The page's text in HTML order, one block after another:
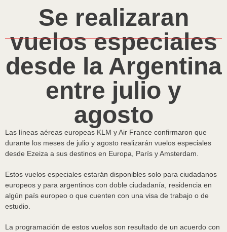
Se realizaran
vuelos especiales
desde la Argentina
entre julio y
agosto
Las líneas aéreas europeas KLM y Air France confirmaron que
durante los meses de julio y agosto realizarán vuelos especiales
desde Ezeiza a sus destinos en Europa, París y Amsterdam.
Estos vuelos especiales estarán disponibles solo para ciudadanos
europeos y para argentinos con doble ciudadanía, residencia en
algún país europeo o que cuenten con una visa de trabajo o de
estudio.
La programación de estos vuelos son resultado de un acuerdo con